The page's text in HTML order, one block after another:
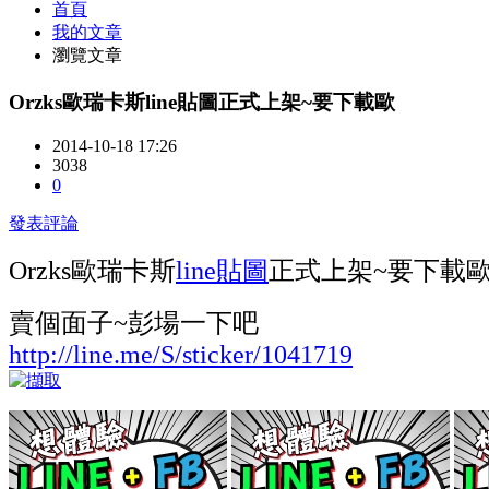
首頁
我的文章
瀏覽文章
Orzks歐瑞卡斯line貼圖正式上架~要下載歐
2014-10-18 17:26
3038
0
發表評論
Orzks歐瑞卡斯line貼圖 正式上架~要下載
賣個面子~彭場一下吧
http://line.me/S/sticker/1041719